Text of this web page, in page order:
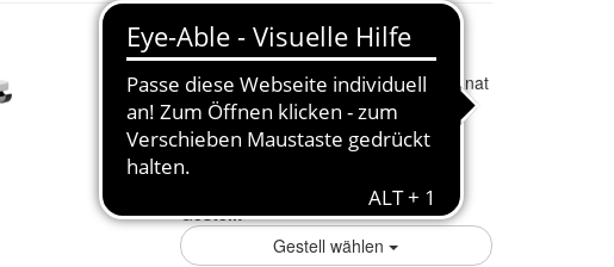
439,57 € *
Finanzieren ab 21,00 € / Monat
mehr Infos zum Ratenkauf
Gestell:
Gestell wählen